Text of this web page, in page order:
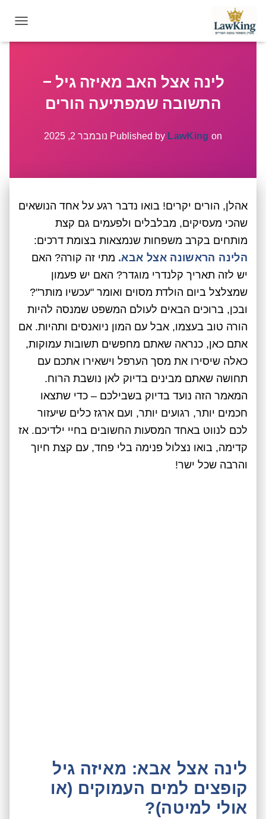
O
T
O
לינה אצל האב מאיזה גיל –
התשובה שמפתיעה הורים
Published by LawKing on נובמבר 2, 2025
אהלן, הורים יקרים! בואו נדבר רגע על אחד הנושאים
שהכי מעסיקים, מבלבלים ולפעמים גם קצת
מותחים בקרב משפחות שנמצאות בצומת דרכים:
הלינה הראשונה אצל אבא. מתי זה קורה? האם
יש לזה תאריך קלנדרי מוגדר? האם יש פעמון
שמצלצל ביום הולדת מסוים ואומר "עכשיו מותר"?
ובכן, ברוכים הבאים לעולם המשפט שמנסה להיות
הורה טוב בעצמו, אבל עם המון ניואנסים ותהיות. אם
אתם כאן, כנראה שאתם מחפשים תשובות עמוקות,
כאלה שיסירו את מסך הערפל וישאירו אתכם עם
תחושה שאתם מבינים בדיוק לאן נושבת הרוח.
המאמר הזה נועד בדיוק בשבילכם – כדי שתצאו
חכמים יותר, רגועים יותר, ועם ארגז כלים שיעזור
לכם לנווט באחד המסעות החשובים בחיי ילדיכם. אז
קדימה, בואו נצלול פנימה בלי פחד, עם קצת חיוך
והרבה שכל ישר!
לינה אצל אבא: מאיזה גיל
קופצים למים העמוקים (או
אולי למיטה)?